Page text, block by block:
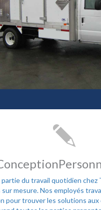
partie du travail quotidien chez
mesure. Nos employés
pour trouver les solutions aux